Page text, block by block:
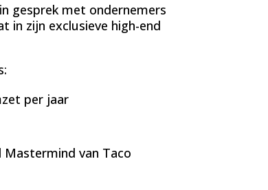
gesprek met ondernemers
in zijn exclusieve high-end
per jaar
van Taco